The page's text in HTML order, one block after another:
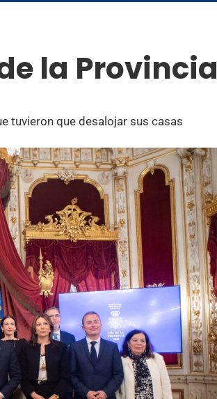
la Provincia
tuvieron que desalojar sus casas